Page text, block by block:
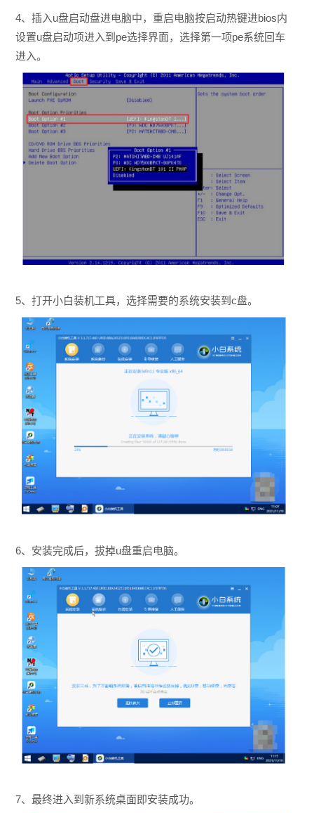
4、插入u盘启动盘进电脑中，重启电脑按启动热键进bios内
设置u盘启动项进入到pe选择界面，选择第一项pe系统回车
进入。
5、打开小白装机工具，选择需要的系统安装到c盘。
6、安装完成后，拔掉u盘重启电脑。
7、最终进入到新系统桌面即安装成功。